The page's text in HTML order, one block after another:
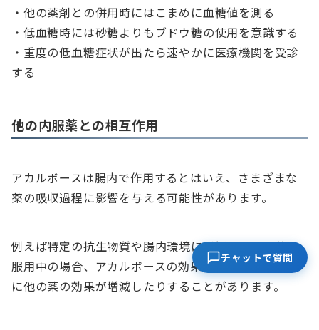
・他の薬剤との併用時にはこまめに血糖値を測る
・低血糖時には砂糖よりもブドウ糖の使用を意識する
・重度の低血糖症状が出たら速やかに医療機関を受診
する
他の内服薬との相互作用
アカルボースは腸内で作用するとはいえ、さまざまな
薬の吸収過程に影響を与える可能性があります。
例えば特定の抗生物質や腸内環境に影響を及ぼす薬を
服用中の場合、アカルボースの効果が変わったり、逆
に他の薬の効果が増減したりすることがあります。
チャットで質問